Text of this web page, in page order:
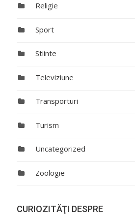
Religie
Sport
Stiinte
Televiziune
Transporturi
Turism
Uncategorized
Zoologie
CURIOZITĂŢI DESPRE